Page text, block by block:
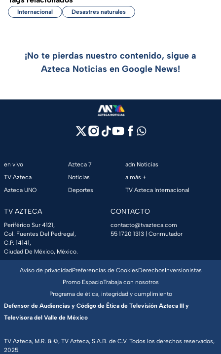
Internacional Desastres naturales
¡No te pierdas nuestro contenido, sigue a
Azteca Noticias en Google News!
en vivo
TV Azteca
Azteca UNO
Azteca 7
Noticias
Deportes
adn Noticias
a más +
TV Azteca Internacional
TV AZTECA
Periférico Sur 4121,
Col. Fuentes Del Pedregal,
C.P. 14141,
Ciudad De México, México.
CONTACTO
contacto@tvazteca.com
55 1720 1313 | Conmutador
TV Azteca, M.R. & ©, TV Azteca, S.A.B. de C.V. Todos los derechos reservados,
2025.
Aviso de privacidadPreferencias de CookiesDerechosInversionistas
Promo EspacioTrabaja con nosotros
Programa de ética, integridad y cumplimiento
Defensor de Audiencias y Código de Ética de Televisión Azteca III y
Televisora del Valle de México